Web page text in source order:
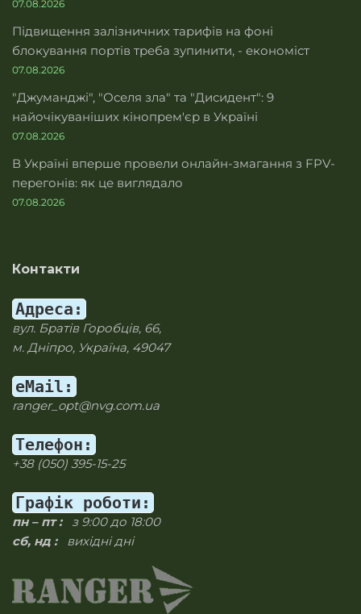
07.08.2026
Підвищення залізничних тарифів на фоні
блокування портів треба зупинити, - економіст
07.08.2026
"Джуманджі", "Оселя зла" та "Дисидент": 9
найочікуваніших кінопрем'єр в Україні
07.08.2026
В Україні вперше провели онлайн-змагання з FPV-
перегонів: як це виглядало
07.08.2026
Контакти
Адреса:
вул. Братів Горобців, 66,
м. Дніпро, Україна, 49047
eMail:
ranger_opt@nvg.com.ua
Телефон:
+38 (050) 395-15-25
Графік роботи:
пн – пт :з 9:00 до 18:00
сб, нд :вихідні дні